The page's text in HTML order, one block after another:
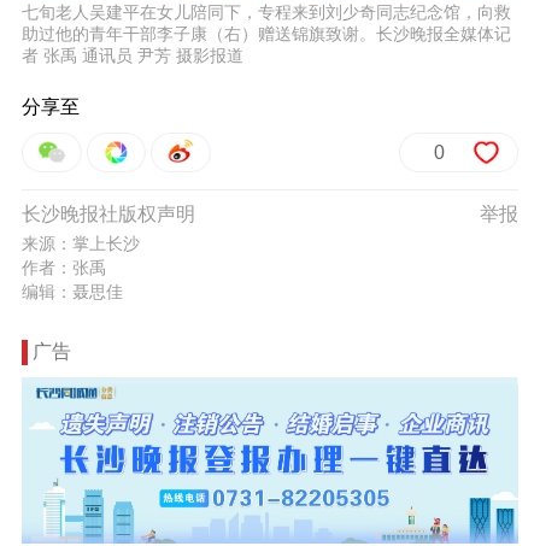
七旬老人吴建平在女儿陪同下，专程来到刘少奇同志纪念馆，向救
助过他的青年干部李子康（右）赠送锦旗致谢。长沙晚报全媒体记
者 张禹 通讯员 尹芳 摄影报道
分享至
0
举报
长沙晚报社版权声明
来源：掌上长沙
作者：张禹
编辑：聂思佳
广告